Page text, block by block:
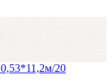
20